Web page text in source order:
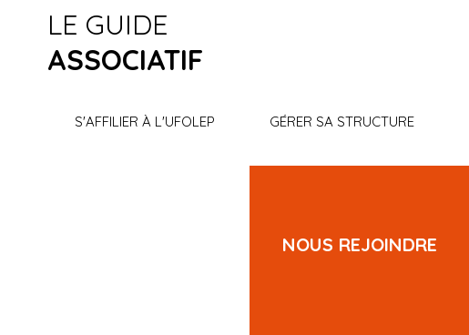
LE GUIDE
ASSOCIATIF
S'AFFILIER À L'UFOLEP GÉRER SA STRUCTURE
NOUS REJOINDRE